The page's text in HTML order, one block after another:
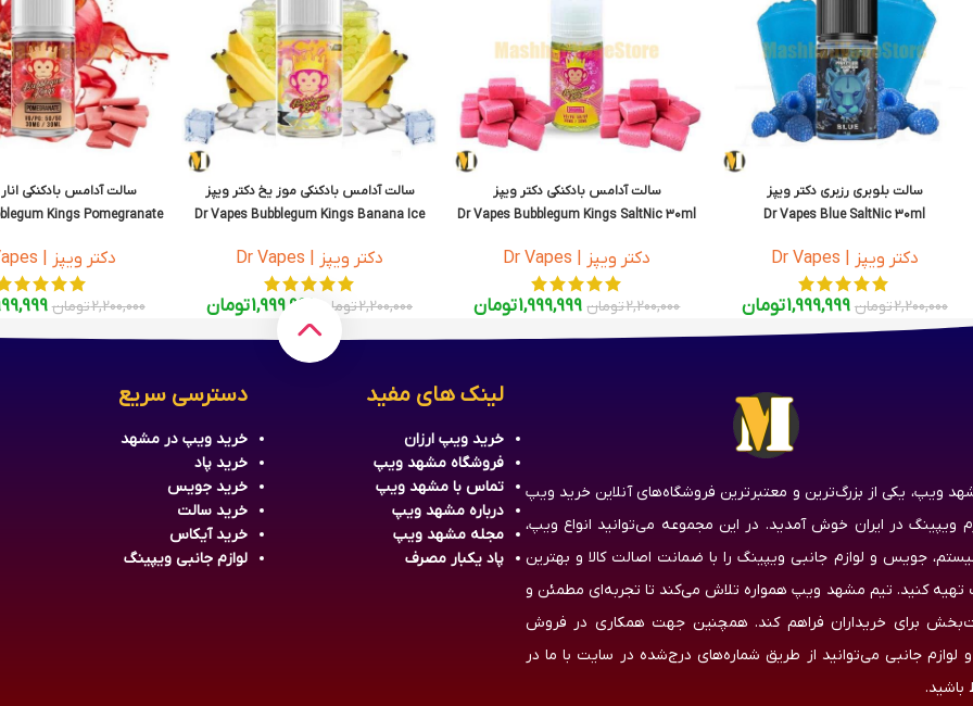
سالت بلوبری رزبری دکتر ویپز
Dr Vapes Blue SaltNic 30ml
دکتر ویپز | Dr Vapes
2,200,000تومان 1,999,999تومان
سالت آدامس بادکنکی دکتر ویپز
Dr Vapes Bubblegum Kings SaltNic 30ml
دکتر ویپز | Dr Vapes
2,200,000تومان 1,999,999تومان
سالت آدامس بادکنکی موز یخ دکتر ویپز
Dr Vapes Bubblegum Kings Banana Ice
دکتر ویپز | Dr Vapes
2,200,000تومان 1,999,999تومان
سالت آدامس بادکنکی
Kings Pomegranate
دکتر ویپز | Dr Vapes
2,200,000تومان
ویپ، یکی از بزرگ‌ترین و معتبرترین فروشگاه‌های آنلاین خرید ویپ
ویپینگ در ایران خوش آمدید. در این مجموعه می‌توانید انواع ویپ،
جویس و لوازم جانبی ویپینگ را با ضمانت اصالت کالا و بهترین
کنید. تیم مشهد ویپ همواره تلاش می‌کند تا تجربه‌ای مطمئن و
برای خریداران فراهم کند. همچنین جهت همکاری در فروش
لوازم جانبی می‌توانید از طریق شماره‌های درج‌شده در سایت با ما در
باشید.
لینک های مفید
خرید ویپ ارزان
فروشگاه مشهد ویپ
تماس با مشهد ویپ
درباره مشهد ویپ
مجله مشهد ویپ
پاد یکبار مصرف
دسترسی سریع
خریدویپدر مشهد
خریدپاد
خرید جویس
خرید سالت
خرید آیکاس
لوازم جانبی ویپینگ